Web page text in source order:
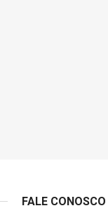
FALE CONOSCO